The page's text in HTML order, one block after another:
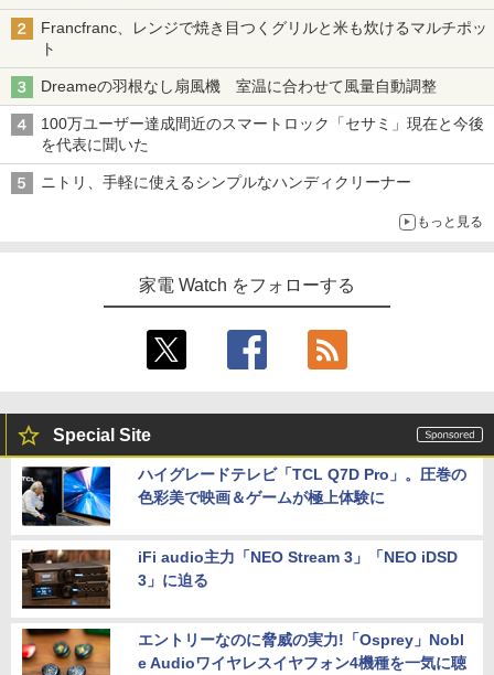
Francfranc、レンジで焼き目つくグリルと米も炊けるマルチポッ
ト
Dreameの羽根なし扇風機 室温に合わせて風量自動調整
100万ユーザー達成間近のスマートロック「セサミ」現在と今後
を代表に聞いた
ニトリ、手軽に使えるシンプルなハンディクリーナー
もっと見る
家電 Watch をフォローする
Special Site
ハイグレードテレビ「TCL Q7D Pro」。圧巻の
色彩美で映画＆ゲームが極上体験に
iFi audio主力「NEO Stream 3」「NEO iDSD
3」に迫る
エントリーなのに脅威の実力!「Osprey」Nobl
e Audioワイヤレスイヤフォン4機種を一気に聴